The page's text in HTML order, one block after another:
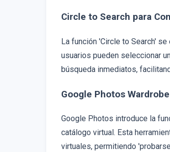
Circle to Search para
La función 'Circle to Search'
usuarios pueden seleccionar
búsqueda inmediatos,
Google Photos Wardrobe
Google Photos introduce la
catálogo virtual. Esta
virtuales, permitiendo